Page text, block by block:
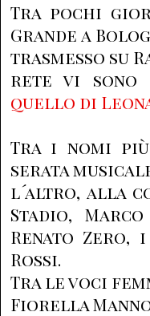
Tra pochi
Grande a
trasmesso su
rete vi
quello di
Tra i nomi
serata
l´altro, alla
Stadio,
Renato Zero,
Rossi.
Tra le voci
Fiorella